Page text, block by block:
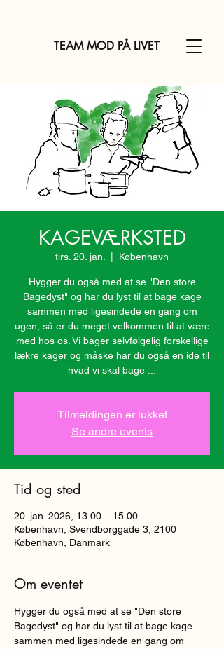
TEAM MOD PÅ LIVET
KAGEVÆRKSTED
tirs. 20. jan. København
Hygger du også med at se "Den store
Bagedyst" og har du lyst til at bage kage
sammen med ligesindede en gang om
ugen, så er du meget velkommen til at være
med hos os. Vi bager selvfølgelig forskellige
lækre kager og måske har du også en ide til
hvad vi skal bage ...
Tilmeldingen er lukket
Se andre events
Tid og sted
20. jan. 2026, 13.00 – 15.00
København, Svendborggade 3, 2100
København, Danmark
Om eventet
Hygger du også med at se "Den store
Bagedyst" og har du lyst til at bage kage
sammen med ligesindede en gang om